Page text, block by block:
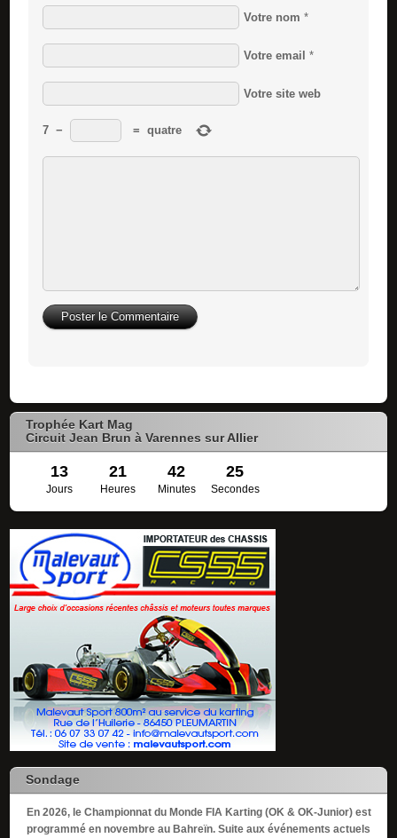
Votre nom *
Votre email *
Votre site web
7 − = quatre
Trophée Kart Mag
Circuit Jean Brun à Varennes sur Allier
13 21 42 24
Jours Heures Minutes Secondes
Sondage
En 2026, le Championnat du Monde FIA Karting (OK & OK-Junior) est
programmé en novembre au Bahreïn. Suite aux événements actuels